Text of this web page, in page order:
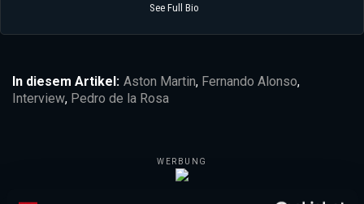
See Full Bio
In diesem Artikel: Aston Martin, Fernando Alonso,
Interview, Pedro de la Rosa
WERBUNG